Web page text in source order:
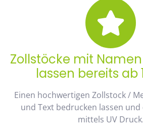
Zollstöcke mit
lassen bereits ab
Einen hochwertigen Zollstock /
und Text bedrucken lassen und
mittels UV Druck.